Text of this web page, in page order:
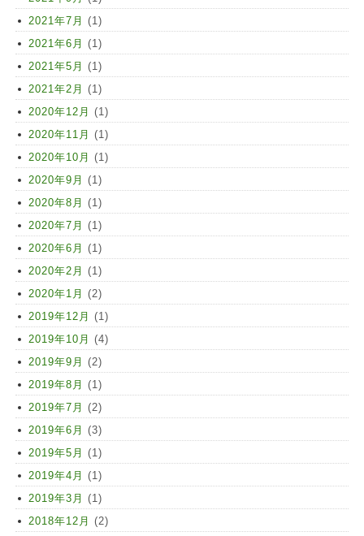
2021年7月 (1)
2021年6月 (1)
2021年5月 (1)
2021年2月 (1)
2020年12月 (1)
2020年11月 (1)
2020年10月 (1)
2020年9月 (1)
2020年8月 (1)
2020年7月 (1)
2020年6月 (1)
2020年2月 (1)
2020年1月 (2)
2019年12月 (1)
2019年10月 (4)
2019年9月 (2)
2019年8月 (1)
2019年7月 (2)
2019年6月 (3)
2019年5月 (1)
2019年4月 (1)
2019年3月 (1)
2018年12月 (2)